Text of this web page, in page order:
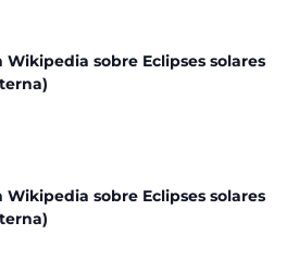
Wikipedia sobre Eclipses solares
Wikipedia sobre Eclipses solares